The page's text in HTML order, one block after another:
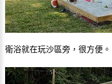
衛浴就在玩沙區旁，很方便。